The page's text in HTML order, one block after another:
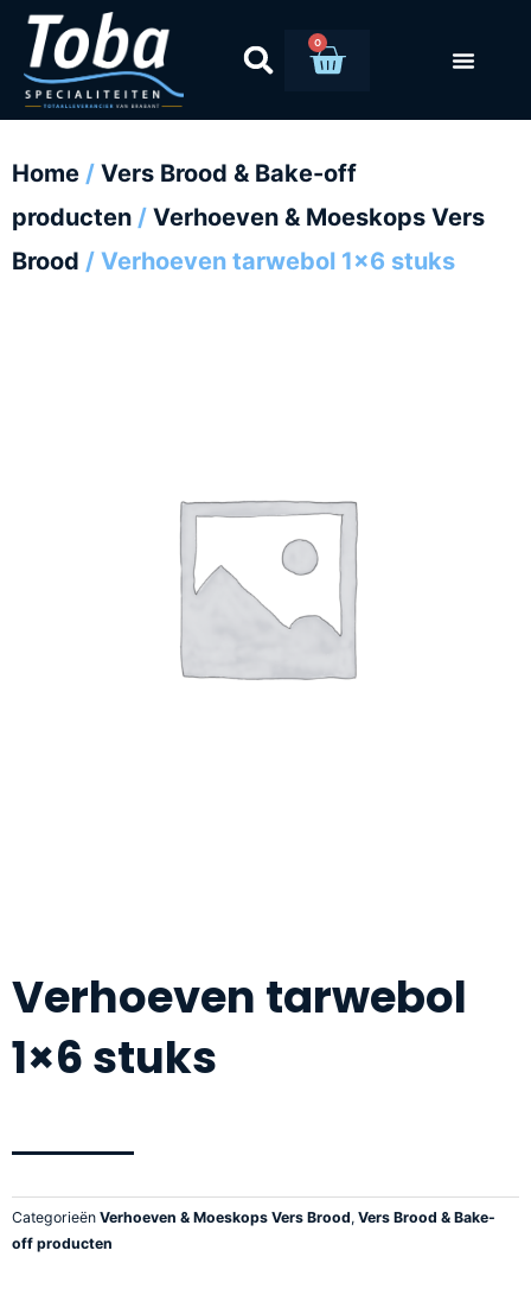
inhoud
0
Home / Vers Brood & Bake-off
producten / Verhoeven & Moeskops Vers
Brood / Verhoeven tarwebol 1×6 stuks
Verhoeven tarwebol
1×6 stuks
Categorieën Verhoeven & Moeskops Vers Brood, Vers Brood & Bake-
off producten